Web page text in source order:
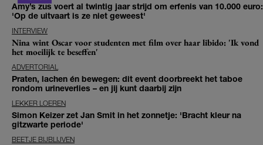
Amy’s zus voert al twintig jaar strijd om erfenis van 10.000 euro:
'Op de uitvaart is ze niet geweest'
INTERVIEW
Nina wint Oscar voor studenten met film over haar libido: 'Ik vond
het moeilijk te beseffen'
ADVERTORIAL
Praten, lachen én bewegen: dit event doorbreekt het taboe
rondom urineverlies – en jij kunt daarbij zijn
LEKKER LOEREN
Simon Keizer zet Jan Smit in het zonnetje: 'Bracht kleur na
gitzwarte periode'
BEETJE BIJBLIJVEN